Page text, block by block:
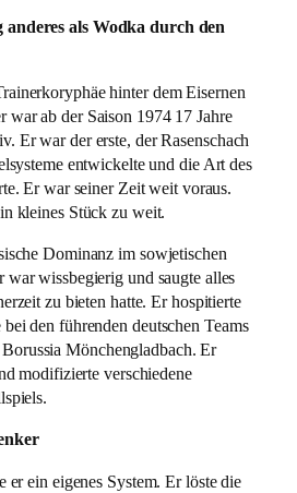
als Wodka durch den
hinter dem Eisernen
ab der Saison 1974 17 Jahre
Er war der erste, der Rasenschach
entwickelte und die Art des
Er war seiner Zeit weit voraus.
kleines Stück zu weit.
Dominanz im sowjetischen
war wissbegierig und saugte alles
zu bieten hatte. Er hospitierte
den führenden deutschen Teams
Mönchengladbach. Er
modifizierte verschiedene
ein eigenes System. Er löste die